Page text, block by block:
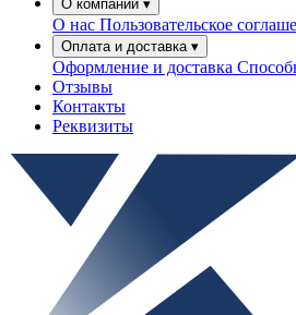
О компании ▾
О нас Пользовательское
Оплата и доставка ▾
Оформление и доставка
Отзывы
Контакты
Реквизиты